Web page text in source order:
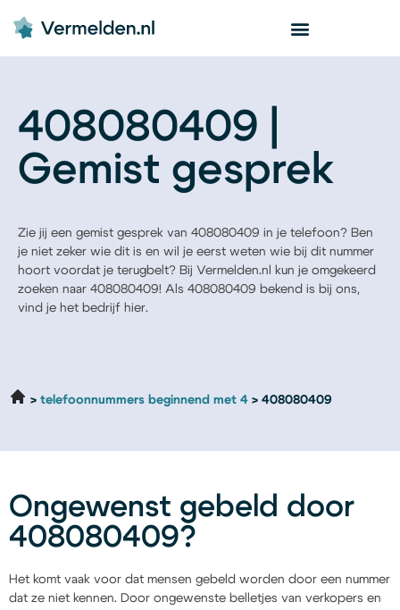
408080409 |
Gemist gesprek
Zie jij een gemist gesprek van 408080409 in je telefoon? Ben
je niet zeker wie dit is en wil je eerst weten wie bij dit nummer
hoort voordat je terugbelt? Bij Vermelden.nl kun je omgekeerd
zoeken naar 408080409! Als 408080409 bekend is bij ons,
vind je het bedrijf hier.
telefoonnummers beginnend met 4 408080409
Ongewenst gebeld door
408080409?
Het komt vaak voor dat mensen gebeld worden door een nummer
dat ze niet kennen. Door ongewenste belletjes van verkopers en